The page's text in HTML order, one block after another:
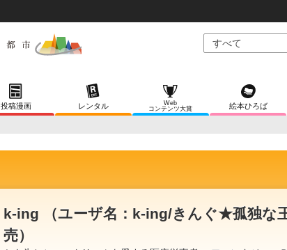
投稿漫画 レンタル
Web
コンテンツ大賞
絵本ひろば
k-ing （ユーザ名：k-ing/きんぐ★孤独な
売）